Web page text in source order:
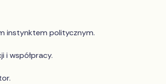
instynktem politycznym.
i współpracy.